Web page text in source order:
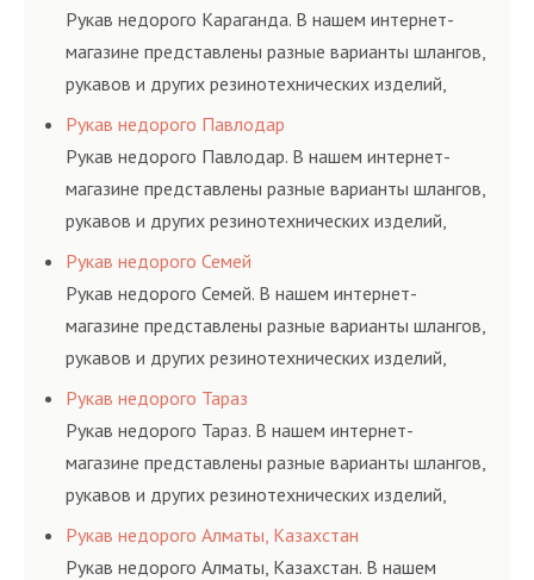
и нормативам.
Рукав недорого Караганда. В нашем интернет-
магазине представлены разные варианты шлангов,
рукавов и других резинотехнических изделий,
соответствующих ГОСТам, техническим условиям
и нормативам.
Рукав недорого Павлодар
Рукав недорого Павлодар. В нашем интернет-
магазине представлены разные варианты шлангов,
рукавов и других резинотехнических изделий,
соответствующих ГОСТам, техническим условиям
и нормативам.
Рукав недорого Семей
Рукав недорого Семей. В нашем интернет-
магазине представлены разные варианты шлангов,
рукавов и других резинотехнических изделий,
соответствующих ГОСТам, техническим условиям
и нормативам.
Рукав недорого Тараз
Рукав недорого Тараз. В нашем интернет-
магазине представлены разные варианты шлангов,
рукавов и других резинотехнических изделий,
соответствующих ГОСТам, техническим условиям
и нормативам.
Рукав недорого Алматы, Казахстан
Рукав недорого Алматы, Казахстан. В нашем